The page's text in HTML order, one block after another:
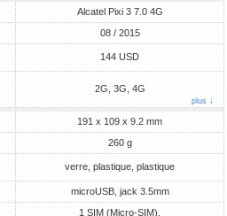
Alcatel Pixi 3 7.0 4G
08 / 2015
144 USD
2G, 3G, 4G
plus ↓
191 x 109 x 9.2 mm
260 g
verre, plastique, plastique
microUSB, jack 3.5mm
1 SIM (Micro-SIM),